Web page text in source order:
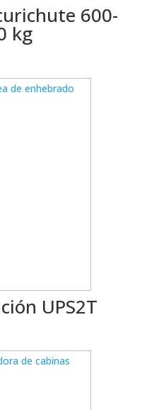
600-
kg
UPS2T